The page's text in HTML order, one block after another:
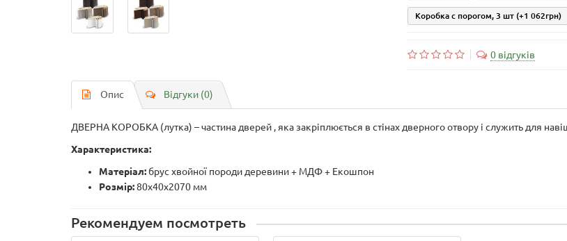
Коробка с порогом, 3 шт (+1 062грн)
0 відгуків
Опис Відгуки (0)
ДВЕРНА КОРОБКА (лутка) – частина дверей , яка закріплюється в стінах дверного отвору і служить для
Характеристика:
Матеріал: брус хвойної породи деревини + МДФ + Екошпон
Розмір:80х40х2070 мм
Рекомендуем посмотреть